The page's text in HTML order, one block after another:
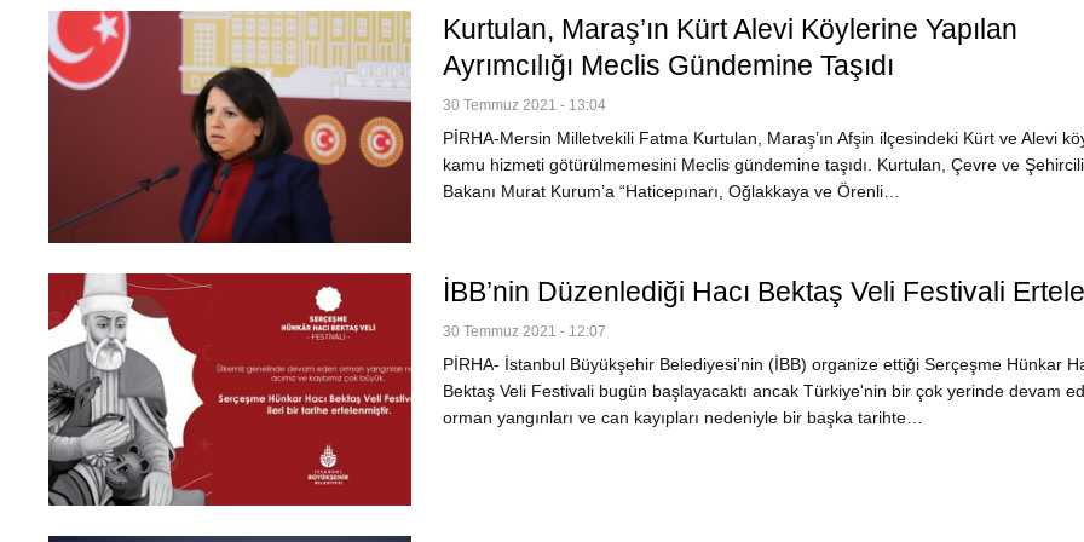
Kurtulan, Maraş’ın Kürt Alevi Köylerine Yapılan
Ayrımcılığı Meclis Gündemine Taşıdı
30 Temmuz 2021 - 13:04
PİRHA-Mersin Milletvekili Fatma Kurtulan, Maraş’ın Afşin ilçesindeki Kürt ve Alevi
kamu hizmeti götürülmemesini Meclis gündemine taşıdı. Kurtulan, Çevre ve
Bakanı Murat Kurum’a “Haticepınarı, Oğlakkaya ve Örenli…
İBB’nin Düzenlediği Hacı Bektaş Veli Festivali
30 Temmuz 2021 - 12:07
PİRHA- İstanbul Büyükşehir Belediyesi’nin (İBB) organize ettiği Serçeşme Hünkar
Bektaş Veli Festivali bugün başlayacaktı ancak Türkiye'nin bir çok yerinde devam
orman yangınları ve can kayıpları nedeniyle bir başka tarihte…